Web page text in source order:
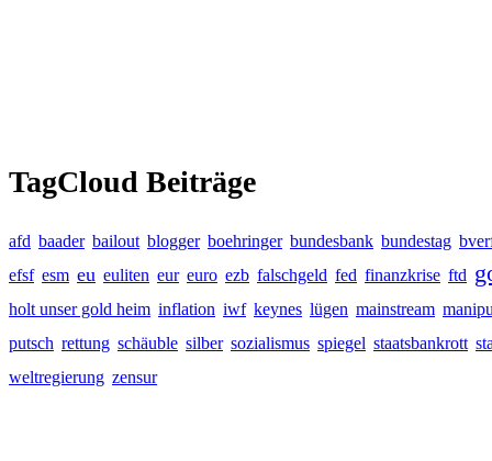
TagCloud Beiträge
afd baader bailout blogger boehringer bundesbank bundestag
efsf esm eu euliten eur euro ezb falschgeld fed finanzkrise ftd
holt unser gold heim inflation iwf keynes lügen mainstream
putsch rettung schäuble silber sozialismus spiegel staatsbankrott
weltregierung zensur